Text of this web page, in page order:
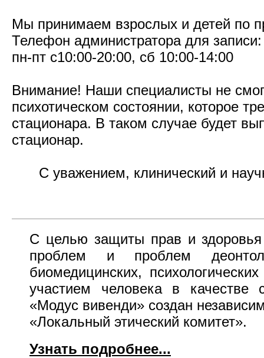
Мы принимаем взрослых и детей по
Телефон администратора для
пн-пт с10:00-20:00, сб 10:00-14:00
Внимание! Наши специалисты не
психотическом состоянии, которое
стационара. В таком случае будет
стационар.
С уважением, клинический и
С целью защиты прав и здоровья
проблем и проблем
биомедицинских,
участием человека в качестве
«Модус вивенди» создан
«Локальный этический комитет».
Узнать подробнее...